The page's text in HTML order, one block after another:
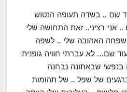
שם .. בשדה תעופה הנטוש
אני רציני.. זאת התחושה שלי
האהובה שלי .. לשפה
שם… לא עברתי חוויה גופנית
בנפשי שבאתונה נבחנה
של שפל .. של תהומות